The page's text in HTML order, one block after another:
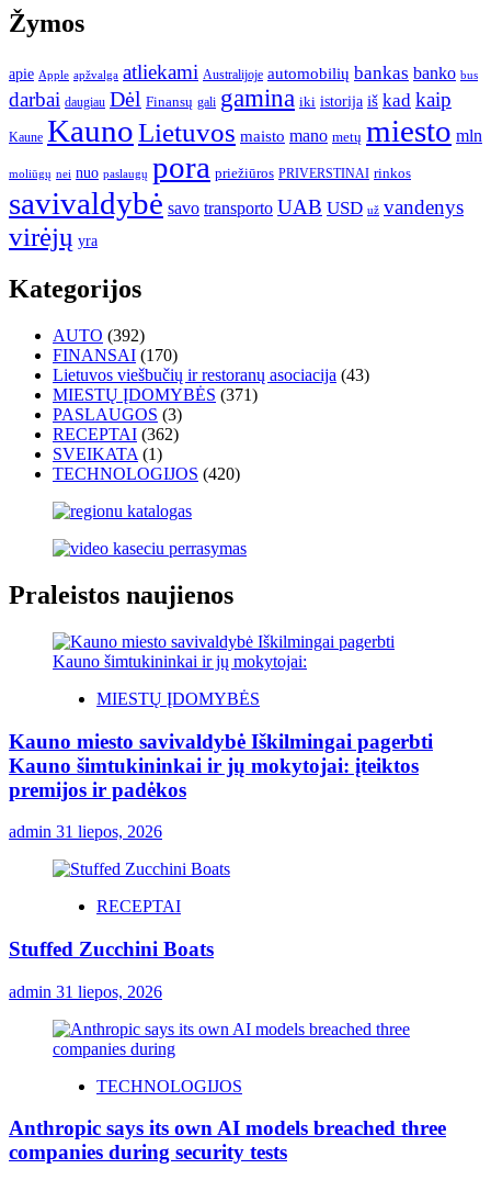
Žymos
apie Apple apžvalga atliekami Australijoje automobilių bankas banko bus
darbai daugiau Dėl Finansų gali gamina iki istorija iš kad kaip
Kaune KaunoLietuvos maisto mano metų miesto mln
moliūgų nei nuo paslaugų pora priežiūros PRIVERSTINAI rinkos
savivaldybė savo transporto UAB USD už vandenys
virėjų yra
Kategorijos
AUTO (392)
FINANSAI (170)
Lietuvos viešbučių ir restoranų asociacija (43)
MIESTŲ ĮDOMYBĖS (371)
PASLAUGOS (3)
RECEPTAI (362)
SVEIKATA (1)
TECHNOLOGIJOS (420)
Praleistos naujienos
MIESTŲ ĮDOMYBĖS
Kauno miesto savivaldybė Iškilmingai pagerbti
Kauno šimtukininkai ir jų mokytojai: įteiktos
premijos ir padėkos
admin 31 liepos, 2026
RECEPTAI
Stuffed Zucchini Boats
admin 31 liepos, 2026
TECHNOLOGIJOS
Anthropic says its own AI models breached three
companies during security tests